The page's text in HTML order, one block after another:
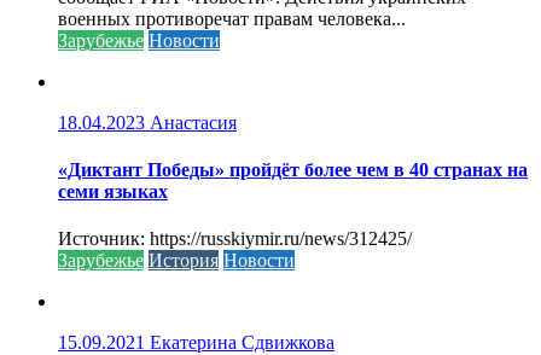
военных противоречат правам человека...
Зарубежье Новости
18.04.2023 Анастасия
«Диктант Победы» пройдёт более чем в 40 странах на
семи языках
Источник: https://russkiymir.ru/news/312425/
Зарубежье История Новости
15.09.2021 Екатерина Сдвижкова